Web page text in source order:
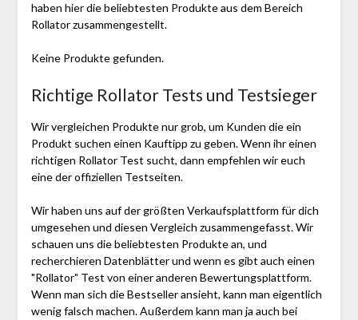
haben hier die beliebtesten Produkte aus dem Bereich
Rollator zusammengestellt.
Keine Produkte gefunden.
Richtige Rollator Tests und Testsieger
Wir vergleichen Produkte nur grob, um Kunden die ein
Produkt suchen einen Kauftipp zu geben. Wenn ihr einen
richtigen Rollator Test sucht, dann empfehlen wir euch
eine der offiziellen Testseiten.
Wir haben uns auf der größten Verkaufsplattform für dich
umgesehen und diesen Vergleich zusammengefasst. Wir
schauen uns die beliebtesten Produkte an, und
recherchieren Datenblätter und wenn es gibt auch einen
"Rollator" Test von einer anderen Bewertungsplattform.
Wenn man sich die Bestseller ansieht, kann man eigentlich
wenig falsch machen. Außerdem kann man ja auch bei